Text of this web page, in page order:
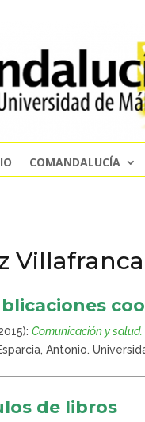
COMANDALUCÍA
Villafranca
Comunicación y
Antonio.
de libros